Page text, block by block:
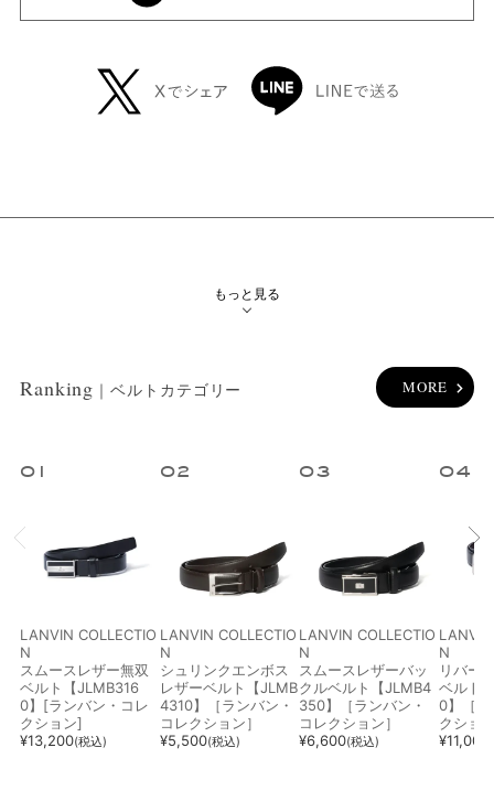
絞り込み検索
ブランド
オレンジ系 ピンク系 パープル系 グリーン系
もっと見る
Ranking ｜ベルトカテゴリー MORE
1
LANVIN COLLECTIO
N
スムースレザー無双
ベルト【JLMB316
0】[ランバン・コレ
クション]
¥13,200(税込)
2
LANVIN COLLECTIO
N
シュリンクエンボス
レザーベルト【JLMB
4310】［ランバン・
コレクション］
¥5,500(税込)
3
LANVIN COLLECTIO
N
スムースレザーバッ
クルベルト【JLMB4
350】［ランバン・
コレクション］
¥6,600(税込)
4
N
リバー
ベルト
0】［ラ
クショ
¥11,000